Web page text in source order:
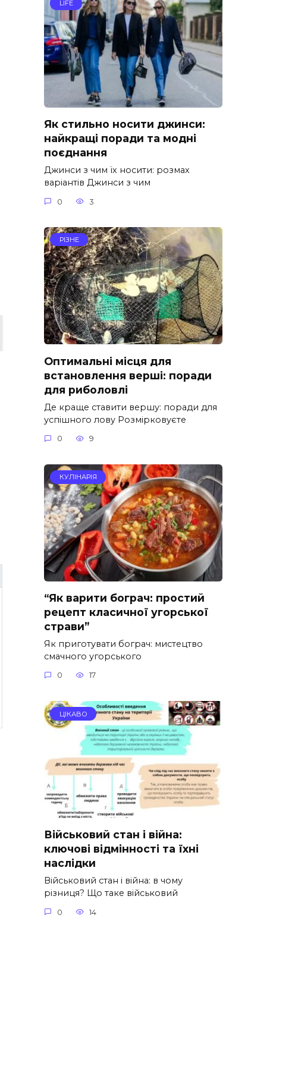
LIFE
Як стильно носити джинси:
найкращі поради та модні
поєднання
Джинси з чим їх носити: розмах
варіантів Джинси з чим
0 3
РІЗНЕ
Оптимальні місця для
встановлення верші: поради
для риболовлі
Де краще ставити вершу: поради для
успішного лову Розмірковуєте
0 9
КУЛІНАРІЯ
“Як варити бограч: простий
рецепт класичної угорської
страви”
Як приготувати бограч: мистецтво
смачного угорського
0 17
ЦІКАВО
Військовий стан і війна:
ключові відмінності та їхні
наслідки
Військовий стан і війна: в чому
різниця? Що таке військовий
0 14